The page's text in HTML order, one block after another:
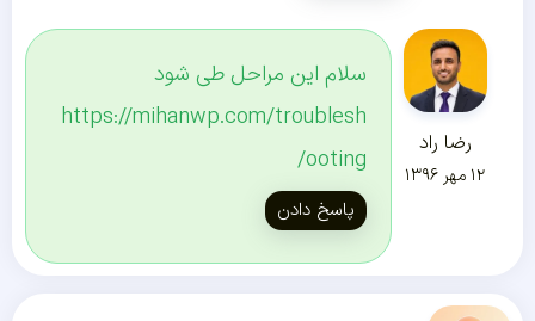
رضا راد
۱۲ مهر ۱۳۹۶
سلام این مراحل طی شود
https://mihanwp.com/troublesh
ooting/
پاسخ دادن